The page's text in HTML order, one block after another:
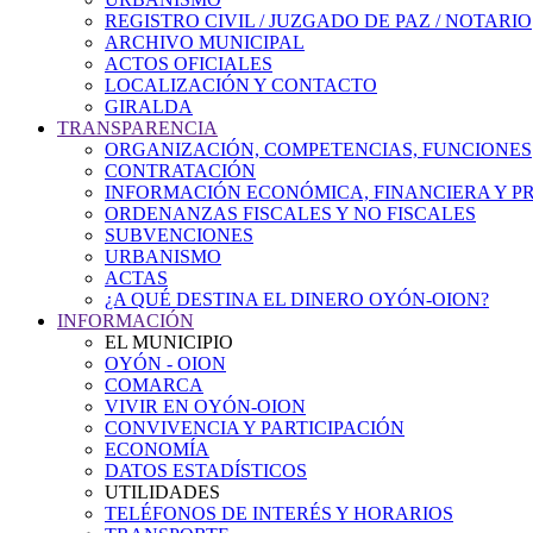
REGISTRO CIVIL / JUZGADO DE PAZ / NOTARIO
ARCHIVO MUNICIPAL
ACTOS OFICIALES
LOCALIZACIÓN Y CONTACTO
GIRALDA
TRANSPARENCIA
ORGANIZACIÓN, COMPETENCIAS, FUNCIONES
CONTRATACIÓN
INFORMACIÓN ECONÓMICA, FINANCIERA Y
ORDENANZAS FISCALES Y NO FISCALES
SUBVENCIONES
URBANISMO
ACTAS
¿A QUÉ DESTINA EL DINERO OYÓN-OION?
INFORMACIÓN
EL MUNICIPIO
OYÓN - OION
COMARCA
VIVIR EN OYÓN-OION
CONVIVENCIA Y PARTICIPACIÓN
ECONOMÍA
DATOS ESTADÍSTICOS
UTILIDADES
TELÉFONOS DE INTERÉS Y HORARIOS